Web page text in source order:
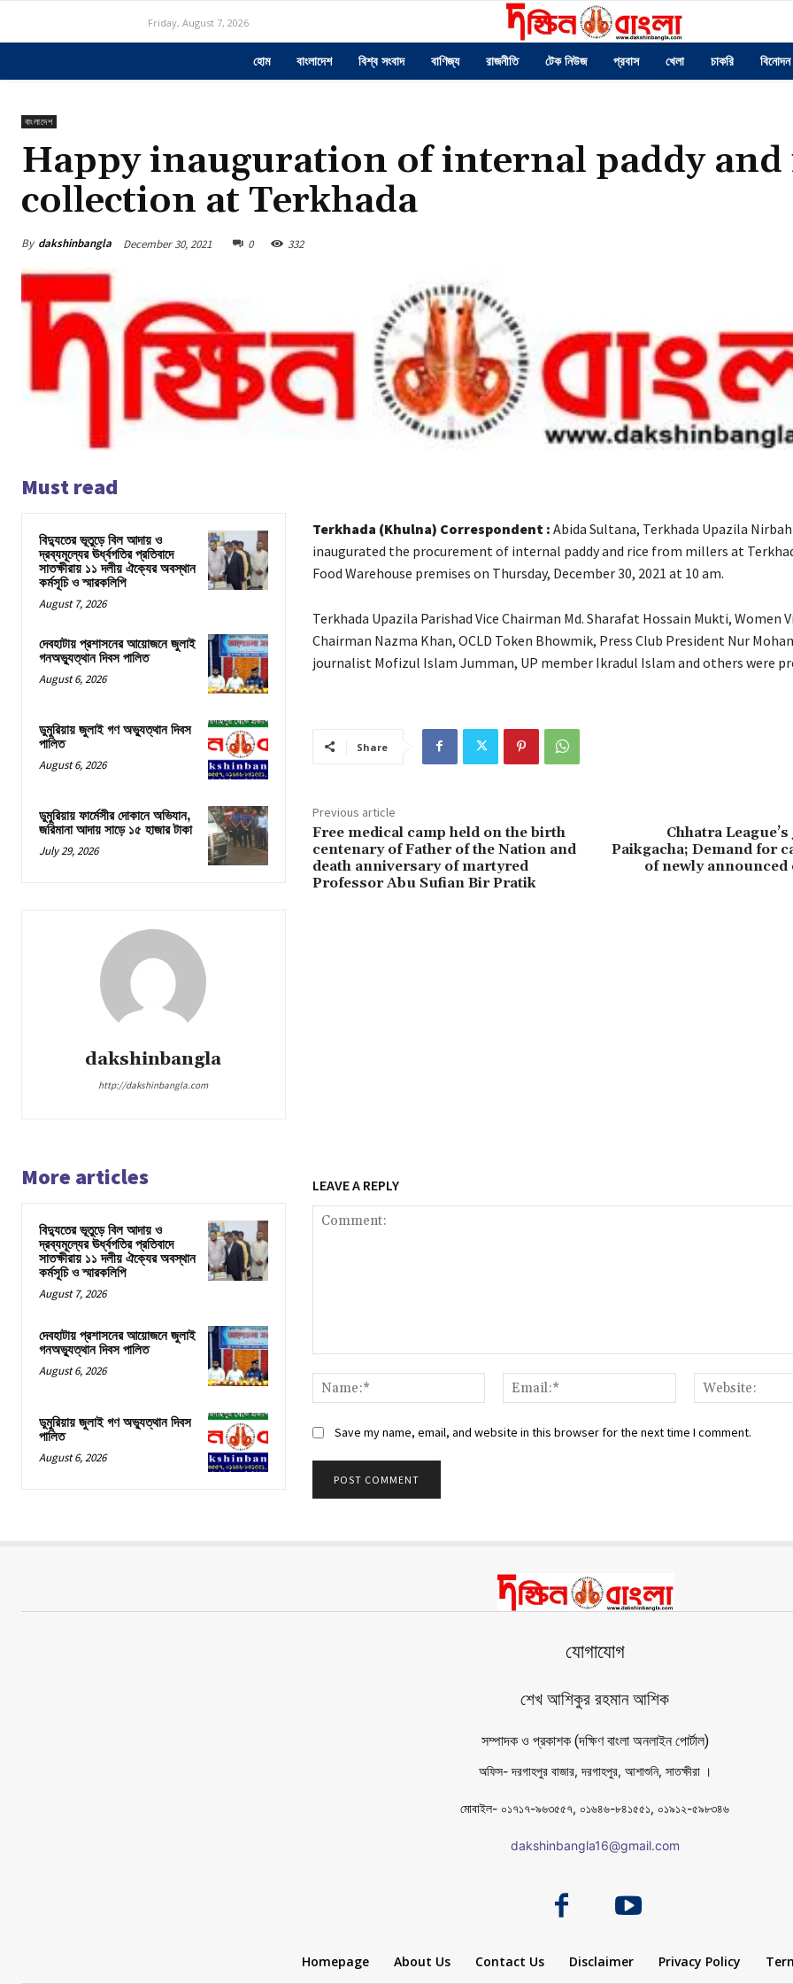
Friday, August 7, 2026
হোম বাংলাদেশ বিশ্ব সংবাদ বাণিজ্য রাজনীতি টেক নিউজ প্রবাস খেলা চাকরি বিনোদন
বাংলাদেশ
Happy inauguration of internal paddy and
collection at Terkhada
By dakshinbangla December 30, 2021 0 332
Must read
বিদ্যুতের ভূতুড়ে বিল আদায় ও
দ্রব্যমূল্যের ঊর্ধ্বগতির প্রতিবাদে
সাতক্ষীরায় ১১ দলীয় ঐক্যের অবস্থান
কর্মসূচি ও স্মারকলিপি
August 7, 2026
দেবহাটায় প্রশাসনের আয়োজনে জুলাই
গনঅভ্যুত্থান দিবস পালিত
August 6, 2026
ডুমুরিয়ায় জুলাই গণ অভ্যুত্থান দিবস
পালিত
August 6, 2026
ডুমুরিয়ায় ফার্মেসীর দোকানে অভিযান,
জরিমানা আদায় সাড়ে ১৫ হাজার টাকা
July 29, 2026
dakshinbangla
http://dakshinbangla.com
Terkhada (Khulna) Correspondent : Abida Sultana, Terkhada Upazila
inaugurated the procurement of internal paddy and rice from millers at
Food Warehouse premises on Thursday, December 30, 2021 at 10 am.
Terkhada Upazila Parishad Vice Chairman Md. Sharafat Hossain Mukti, Women
Chairman Nazma Khan, OCLD Token Bhowmik, Press Club President Nur
journalist Mofizul Islam Jumman, UP member Ikradul Islam and others were
Share
Previous article
Free medical camp held on the birth
centenary of Father of the Nation and
death anniversary of martyred
Professor Abu Sufian Bir Pratik
Chhatra
Paikgacha; Demand for
of newly
More articles
বিদ্যুতের ভূতুড়ে বিল আদায় ও
দ্রব্যমূল্যের ঊর্ধ্বগতির প্রতিবাদে
সাতক্ষীরায় ১১ দলীয় ঐক্যের অবস্থান
কর্মসূচি ও স্মারকলিপি
August 7, 2026
দেবহাটায় প্রশাসনের আয়োজনে জুলাই
গনঅভ্যুত্থান দিবস পালিত
August 6, 2026
ডুমুরিয়ায় জুলাই গণ অভ্যুত্থান দিবস
পালিত
August 6, 2026
LEAVE A REPLY
Name:*
Email:*
Save my name, email, and website in this browser for the next time I comment.
যোগাযোগ
শেখ আশিকুর রহমান আশিক
সম্পাদক ও প্রকাশক (দক্ষিণ বাংলা অনলাইন পোর্টাল)
অফিস- দরগাহপুর বাজার, দরগাহপুর, আশাশুনি, সাতক্ষীরা ।
মোবাইল- ০১৭১৭-৯৬৩৫৫৭, ০১৬৪৬-৮৪১৫৫১, ০১৯১২-৫৯৮৩৪৬
dakshinbangla16@gmail.com
Homepage About Us Contact Us Disclaimer Privacy Policy